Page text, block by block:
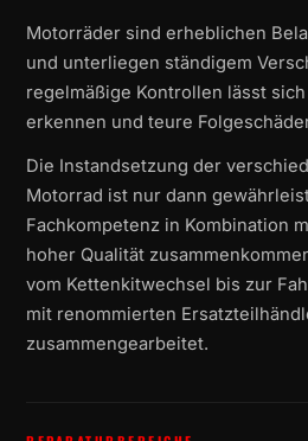
Motorräder sind erheblichen
und unterliegen ständigem
regelmäßige Kontrollen lässt
erkennen und teure
Die Instandsetzung der
Motorrad ist nur dann
Fachkompetenz in Kombination
hoher Qualität
vom Kettenkitwechsel bis zur
mit renommierten
zusammengearbeitet.